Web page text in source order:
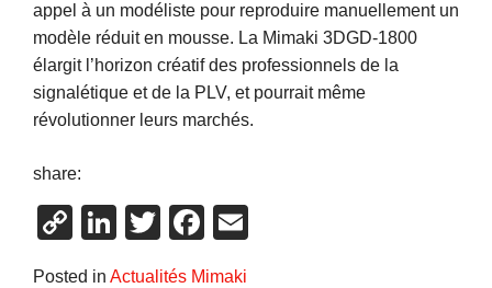
appel à un modéliste pour reproduire manuellement un
modèle réduit en mousse. La Mimaki 3DGD-1800
élargit l’horizon créatif des professionnels de la
signalétique et de la PLV, et pourrait même
révolutionner leurs marchés.
share:
CopyLinkedIn
TwitterFacebook
Posted in Actualités Mimaki